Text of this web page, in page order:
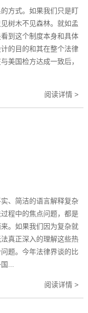
方式。如果我们只是盯
树木不见森林。就如孟
到这个制度本身和具体
的目的和其在整个法律
美国检方达成一致后，
阅读详情 >
、简洁的语言解释复杂
程中的焦点问题，都是
。如果我们因为复杂就
真正深入的理解这些热
题。今年法律界谈的比
...
阅读详情 >